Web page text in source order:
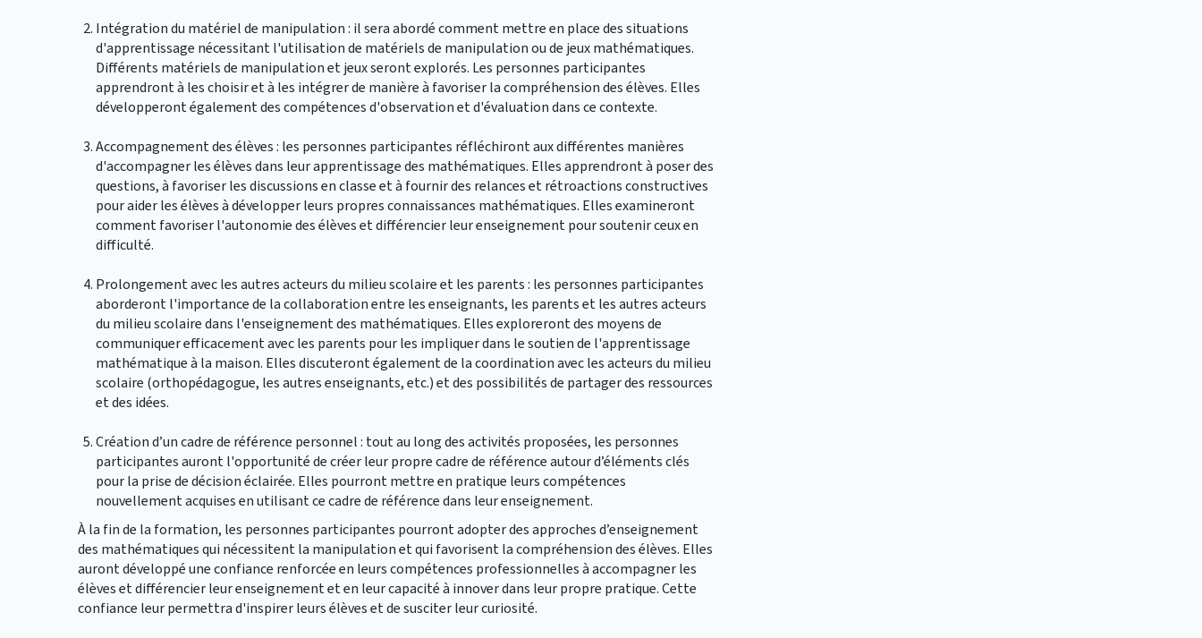
Intégration du matériel de manipulation : il sera abordé comment mettre en place des situations
d'apprentissage nécessitant l'utilisation de matériels de manipulation ou de jeux mathématiques.
Différents matériels de manipulation et jeux seront explorés. Les personnes participantes
apprendront à les choisir et à les intégrer de manière à favoriser la compréhension des élèves. Elles
développeront également des compétences d'observation et d'évaluation dans ce contexte.
Accompagnement des élèves : les personnes participantes réfléchiront aux différentes manières
d'accompagner les élèves dans leur apprentissage des mathématiques. Elles apprendront à poser des
questions, à favoriser les discussions en classe et à fournir des relances et rétroactions constructives
pour aider les élèves à développer leurs propres connaissances mathématiques. Elles examineront
comment favoriser l'autonomie des élèves et différencier leur enseignement pour soutenir ceux en
difficulté.
Prolongement avec les autres acteurs du milieu scolaire et les parents : les personnes participantes
aborderont l'importance de la collaboration entre les enseignants, les parents et les autres acteurs
du milieu scolaire dans l'enseignement des mathématiques. Elles exploreront des moyens de
communiquer efficacement avec les parents pour les impliquer dans le soutien de l'apprentissage
mathématique à la maison. Elles discuteront également de la coordination avec les acteurs du milieu
scolaire (orthopédagogue, les autres enseignants, etc.) et des possibilités de partager des ressources
et des idées.
Création d’un cadre de référence personnel : tout au long des activités proposées, les personnes
participantes auront l'opportunité de créer leur propre cadre de référence autour d’éléments clés
pour la prise de décision éclairée. Elles pourront mettre en pratique leurs compétences
nouvellement acquises en utilisant ce cadre de référence dans leur enseignement.
À la fin de la formation, les personnes participantes pourront adopter des approches d’enseignement
des mathématiques qui nécessitent la manipulation et qui favorisent la compréhension des élèves. Elles
auront développé une confiance renforcée en leurs compétences professionnelles à accompagner les
élèves et différencier leur enseignement et en leur capacité à innover dans leur propre pratique. Cette
confiance leur permettra d'inspirer leurs élèves et de susciter leur curiosité.